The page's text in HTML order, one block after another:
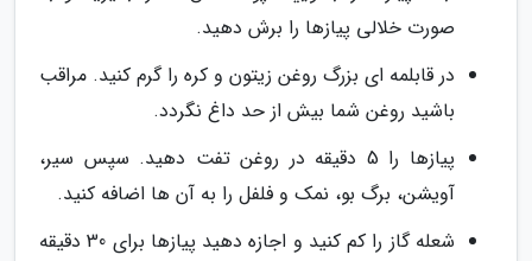
صورت خلالی پیازها را برش دهید.
در قابلمه ای بزرگ روغن زیتون و کره را گرم کنید. مراقب
باشید روغن شما بیش از حد داغ نگردد.
پیازها را 5 دقیقه در روغن تفت دهید. سپس سیر،
آویشن، برگ بو، نمک و فلفل را به آن ها اضافه کنید.
شعله گاز را کم کنید و اجازه دهید پیازها برای 30 دقیقه